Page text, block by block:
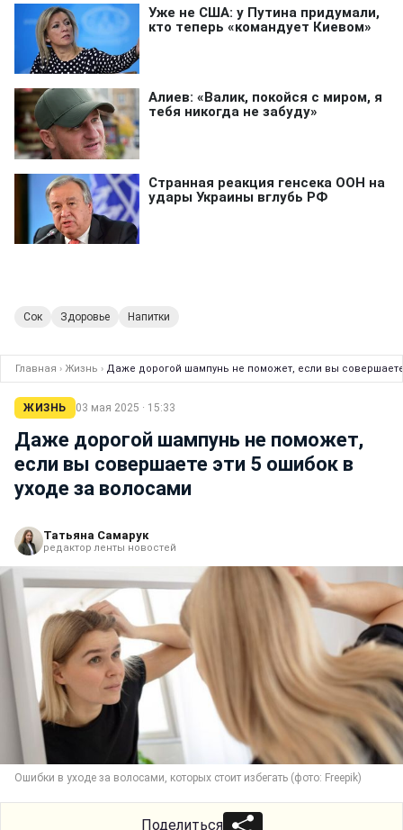
Сок Здоровье Напитки
Главная › Жизнь › Даже дорогой шампунь не поможет, если вы
ЖИЗНЬ 03 мая 2025 · 15:33
Даже дорогой шампунь не поможет,
если вы совершаете эти 5 ошибок в
уходе за волосами
Татьяна Самарук
редактор ленты новостей
Ошибки в уходе за волосами, которых стоит избегать (фото: Freepik)
Поделиться